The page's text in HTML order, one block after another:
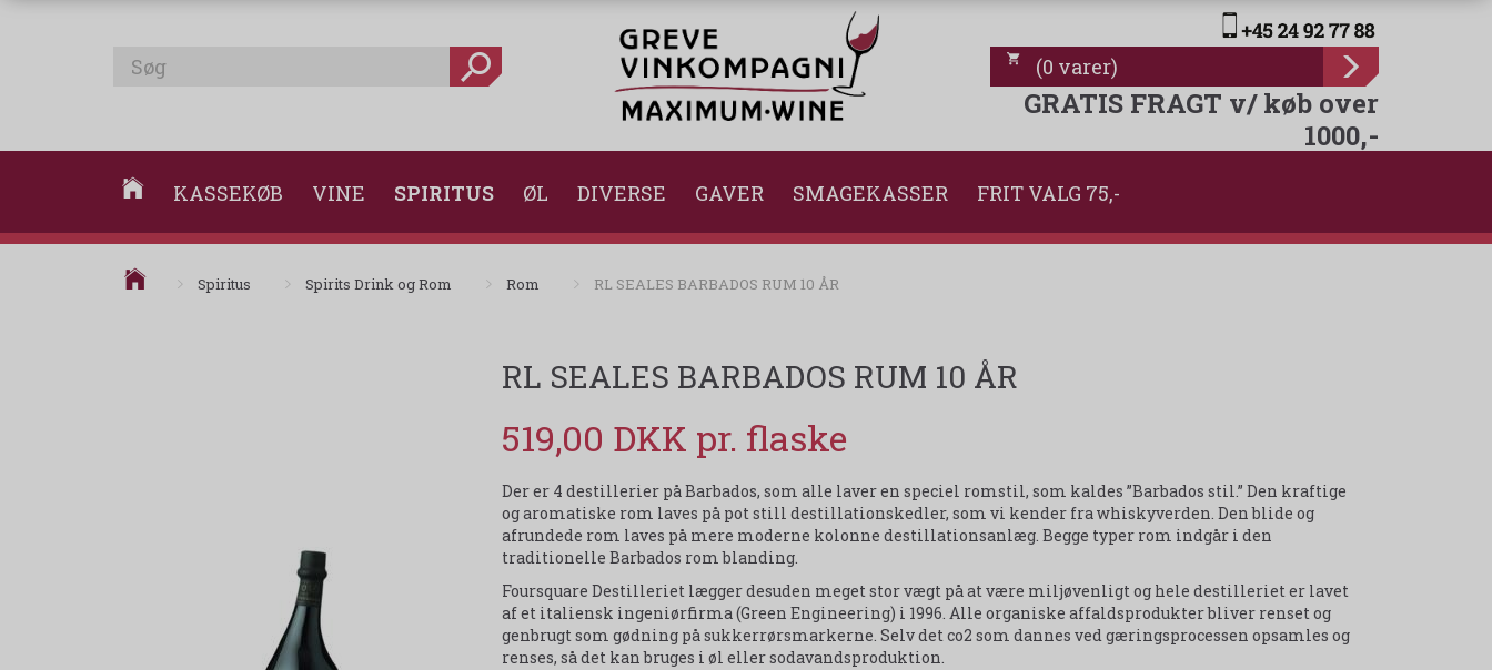
(0 varer)
GRATIS FRAGT v/ køb over
1000,-
KASSEKØB VINE SPIRITUS ØL DIVERSE GAVER SMAGEKASSER FRIT VALG 75,-
Spiritus Spirits Drink og Rom Rom RL SEALES BARBADOS RUM 10 ÅR
RL SEALES BARBADOS RUM 10 ÅR
519,00 DKK
Der er 4 destillerier på Barbados, som alle laver en speciel romstil, som kaldes ”Barbados stil.” Den kraftige
og aromatiske rom laves på pot still destillationskedler, som vi kender fra whiskyverden. Den blide og
afrundede rom laves på mere moderne kolonne destillationsanlæg. Begge typer rom indgår i den
traditionelle Barbados rom blanding.
Foursquare Destilleriet lægger desuden meget stor vægt på at være miljøvenligt og hele destilleriet er lavet
af et italiensk ingeniørfirma (Green Engineering) i 1996. Alle organiske affaldsprodukter bliver renset og
genbrugt som gødning på sukkerrørsmarkerne. Selv det co2 som dannes ved gæringsprocessen opsamles og
renses, så det kan bruges i øl eller sodavandsproduktion.